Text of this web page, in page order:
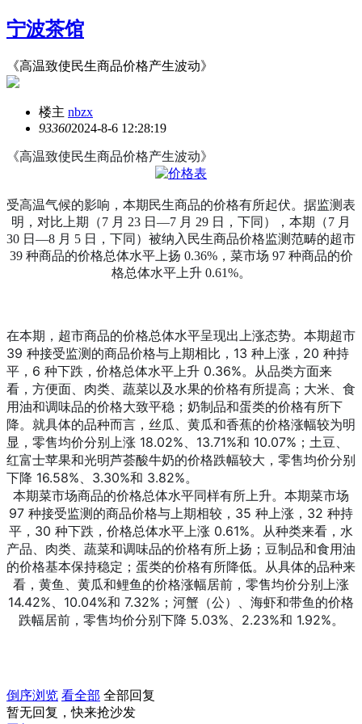
宁波茶馆
《高温致使民生商品价格产生波动》
楼主 nbzx
933602024-8-6 12:28:19
《高温致使民生商品价格产生波动》
受高温气候的影响，本期民生商品的价格有所起伏。据监测表
明，对比上期（7 月 23 日—7 月 29 日，下同），本期（7 月
30 日—8 月 5 日，下同）被纳入民生商品价格监测范畴的超市
39 种商品的价格总体水平上扬 0.36%，菜市场 97 种商品的价
格总体水平上升 0.61%。
在本期，超市商品的价格总体水平呈现出上涨态势。本期超市
39 种接受监测的商品价格与上期相比，13 种上涨，20 种持
平，6 种下跌，价格总体水平上升 0.36%。从品类方面来
看，方便面、肉类、蔬菜以及水果的价格有所提高；大米、食
用油和调味品的价格大致平稳；奶制品和蛋类的价格有所下
降。就具体的品种而言，丝瓜、黄瓜和香蕉的价格涨幅较为明
显，零售均价分别上涨 18.02%、13.71%和 10.07%；土豆、
红富士苹果和光明芦荟酸牛奶的价格跌幅较大，零售均价分别
下降 16.58%、3.30%和 3.82%。
本期菜市场商品的价格总体水平同样有所上升。本期菜市场
97 种接受监测的商品价格与上期相较，35 种上涨，32 种持
平，30 种下跌，价格总体水平上涨 0.61%。从种类来看，水
产品、肉类、蔬菜和调味品的价格有所上扬；豆制品和食用油
的价格基本保持稳定；蛋类的价格有所降低。从具体的品种来
看，黄鱼、黄瓜和鲤鱼的价格涨幅居前，零售均价分别上涨
14.42%、10.04%和 7.32%；河蟹（公）、海虾和带鱼的价格
跌幅居前，零售均价分别下降 5.03%、2.23%和 1.92%。
倒序浏览 看全部 全部回复
暂无回复，快来抢沙发